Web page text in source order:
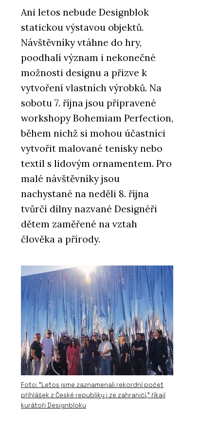
Ani letos nebude Designblok
statickou výstavou objektů.
Návštěvníky vtáhne do hry,
poodhalí význam i nekonečné
možnosti designu a přizve k
vytvoření vlastních výrobků. Na
sobotu 7. října jsou připravené
workshopy Bohemiam Perfection,
během nichž si mohou účastníci
vytvořit malované tenisky nebo
textil s lidovým ornamentem. Pro
malé návštěvníky jsou
nachystané na neděli 8. října
tvůrčí dílny nazvané Designéři
dětem zaměřené na vztah
člověka a přírody.
Foto: "Letos jsme zaznamenali rekordní počet
přihlášek z České republiky i ze zahraničí," říkají
kurátoři Designbloku